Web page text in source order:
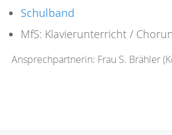
Schulband
MfS: Klavierunterricht /
Ansprechpartnerin: Frau S. Brähler